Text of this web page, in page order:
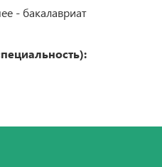
- бакалавриат